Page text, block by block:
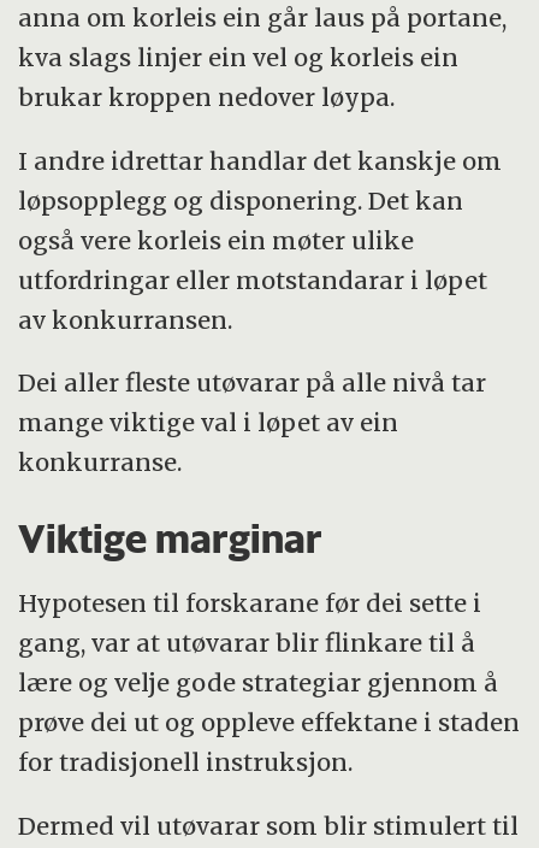
anna om korleis ein går laus på portane,
kva slags linjer ein vel og korleis ein
brukar kroppen nedover løypa.
I andre idrettar handlar det kanskje om
løpsopplegg og disponering. Det kan
også vere korleis ein møter ulike
utfordringar eller motstandarar i løpet
av konkurransen.
Dei aller fleste utøvarar på alle nivå tar
mange viktige val i løpet av ein
konkurranse.
Viktige marginar
Hypotesen til forskarane før dei sette i
gang, var at utøvarar blir flinkare til å
lære og velje gode strategiar gjennom å
prøve dei ut og oppleve effektane i staden
for tradisjonell instruksjon.
Dermed vil utøvarar som blir stimulert til